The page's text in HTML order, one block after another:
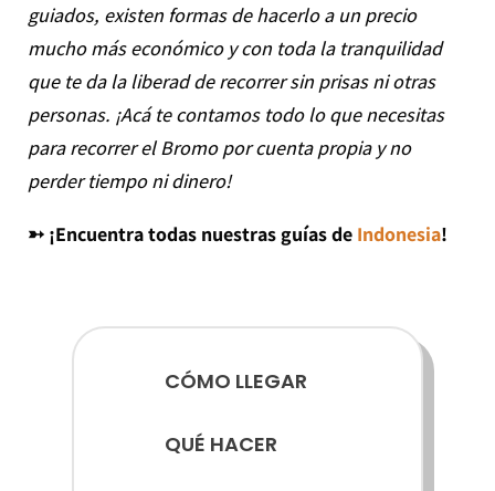
guiados, existen formas de hacerlo a un precio
mucho más económico y con toda la tranquilidad
que te da la liberad de recorrer sin prisas ni otras
personas. ¡Acá te contamos todo lo que necesitas
para recorrer el Bromo por cuenta propia y no
perder tiempo ni dinero!
➳ ¡Encuentra todas nuestras guías de Indonesia!
CÓMO LLEGAR
QUÉ HACER